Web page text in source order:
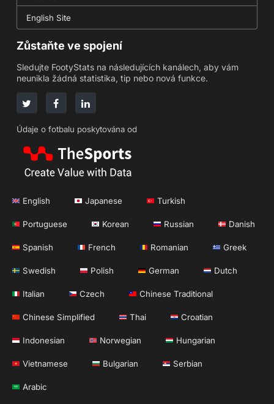
English Site
Zůstaňte ve spojení
Sledujte FootyStats na následujících kanálech, aby vám
neunikla žádná statistika, tip nebo nová funkce.
Údaje o fotbalu poskytována od
English Japanese Turkish
Portuguese Korean Russian Danish
Spanish French Romanian Greek
Swedish Polish German Dutch
Italian Czech Chinese Traditional
Chinese Simplified Thai Croatian
Indonesian Norwegian Hungarian
Vietnamese Bulgarian Serbian
Arabic